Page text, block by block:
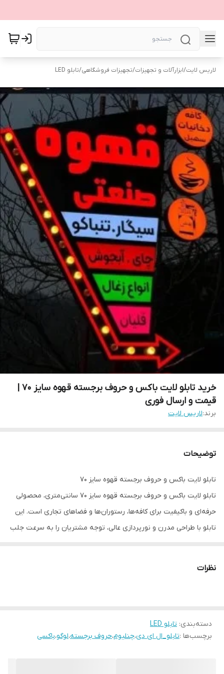
لاریس لایت/ابزارآلات و تجهیزات/تجهیزات فروشگاهی/تابلو LED
قیمت و ارسال فوری
برند:لاریس لایت
توضیحات
تابلو لایت باکس و حروف برجسته قهوه سایز ۷۰
تابلو لایت باکس و حروف برجسته قهوه سایز ۷۰ سانتی‌متری، محصولی
حرفه‌ای و باکیفیت برای کافه‌ها، رستوران‌ها و فضاهای تجاری است. این
تابلو با طراحی مدرن و نورپردازی عالی، توجه مشتریان را به سرعت جلب
سایز ۷۰ سانتی‌متر با ابعاد مناسب برای نمایش واضح
طراحی سفارشی متناسب با برند شما
نصب آسان و سریع روی دیوار یا سقف
نظرات
دسته‌بندی: تابلو LED
برچسب‌ها :تابلو_ال ای دی،چنلیوم،حروف برجسته،لوگو،باکسی